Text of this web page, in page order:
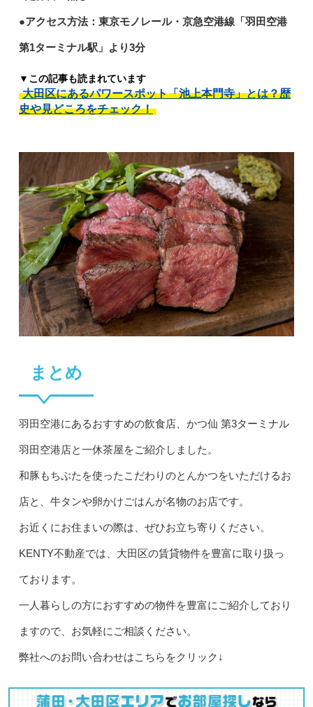
●アクセス方法：東京モノレール・京急空港線「羽田空港
第1ターミナル駅」より3分
▼この記事も読まれています
大田区にあるパワースポット「池上本門寺」とは？歴
史や見どころをチェック！
まとめ
羽田空港にあるおすすめの飲食店、かつ仙 第3ターミナル
羽田空港店と一休茶屋をご紹介しました。
和豚もちぶたを使ったこだわりのとんかつをいただけるお
店と、牛タンや卵かけごはんが名物のお店です。
お近くにお住まいの際は、ぜひお立ち寄りください。
KENTY不動産では、大田区の賃貸物件を豊富に取り扱っ
ております。
一人暮らしの方におすすめの物件を豊富にご紹介しており
ますので、お気軽にご相談ください。
弊社へのお問い合わせはこちらをクリック↓